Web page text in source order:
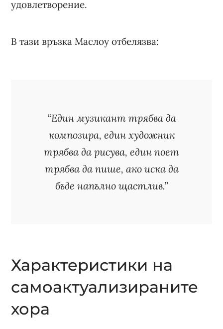
удовлетворение.
В тази връзка Маслоу отбелязва:
“Един музикант трябва да
композира, един художник
трябва да рисува, един поет
трябва да пише, ако иска да
бъде напълно щастлив.”
Характеристики на
самоактуализираните
хора